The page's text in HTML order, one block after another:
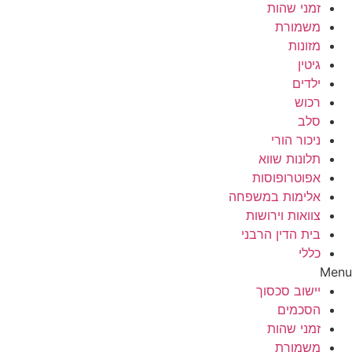
זמני שהות
משמורת
מזונות
גיטין
ילדים
רכוש
סלב
ניכור הורי
תלונות שווא
אפוטרופוסות
אלימות במשפחה
צוואות וירושות
בית הדין הרבני
כללי
Menu
יישוב סכסוך
הסכמים
זמני שהות
משמורת